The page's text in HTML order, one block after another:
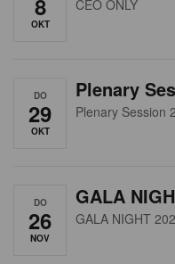
OKT
CEO ONLY
DO
29
OKT
Plenary
Plenary Session
DO
26
NOV
GALA
GALA NIGHT